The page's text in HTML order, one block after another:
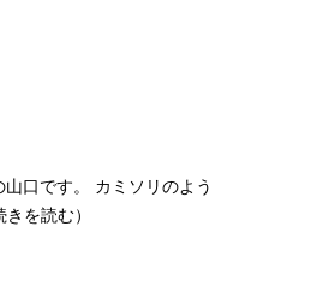
口です。 カミソリのよう
を読む）